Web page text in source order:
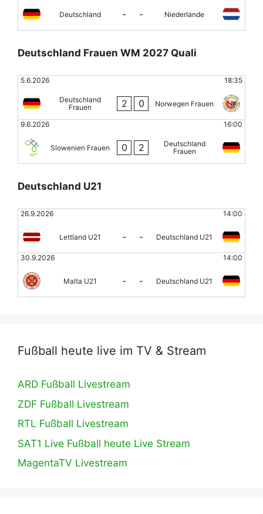
Deutschland - - Niederlande
Deutschland Frauen WM 2027 Quali
5.6.2026 18:35
Deutschland
Frauen
2 0 Norwegen Frauen
9.6.2026 16:00
Slowenien Frauen 0 2
Deutschland
Frauen
Deutschland U21
26.9.2026 14:00
Lettland U21 - - Deutschland U21
30.9.2026 14:00
Malta U21 - - Deutschland U21
Fußball heute live im TV & Stream
ARD Fußball Livestream
ZDF Fußball Livestream
RTL Fußball Livestream
SAT1 Live Fußball heute Live Stream
MagentaTV Livestream